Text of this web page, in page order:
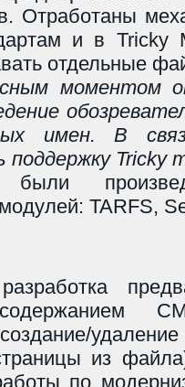
Отработаны
и в Tricky
отдельные
моментом
имен. В
поддержку Tricky
были
TARFS,
из
по